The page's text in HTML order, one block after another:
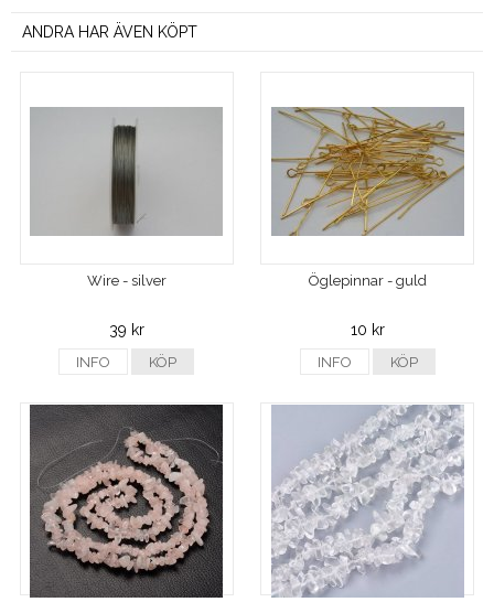
ANDRA HAR ÄVEN KÖPT
Wire - silver
39 kr
INFO KÖP
Öglepinnar - guld
10 kr
INFO KÖP